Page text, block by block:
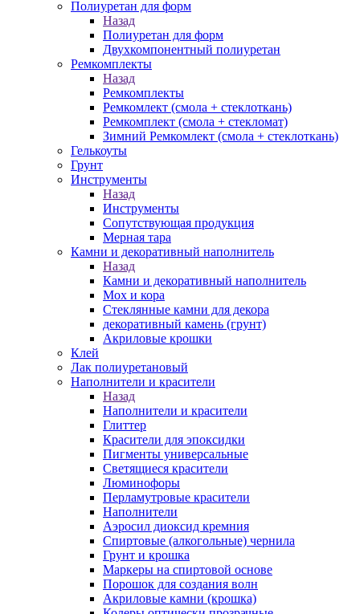
Полиуретан для форм
Назад
Полиуретан для форм
Двухкомпонентный полиуретан
Ремкомплекты
Назад
Ремкомплекты
Ремкомлект (смола + стеклоткань)
Ремкомплект (смола + стекломат)
Зимний Ремкомлект (смола + стеклоткань)
Гелькоуты
Грунт
Инструменты
Назад
Инструменты
Сопутствующая продукция
Мерная тара
Камни и декоративный наполнитель
Назад
Камни и декоративный наполнитель
Мох и кора
Стеклянные камни для декора
декоративный камень (грунт)
Акриловые крошки
Клей
Лак полиуретановый
Наполнители и красители
Назад
Наполнители и красители
Глиттер
Красители для эпоксидки
Пигменты универсальные
Светящиеся красители
Люминофоры
Перламутровые красители
Наполнители
Аэросил диоксид кремния
Спиртовые (алкогольные) чернила
Грунт и крошка
Маркеры на спиртовой основе
Порошок для создания волн
Акриловые камни (крошка)